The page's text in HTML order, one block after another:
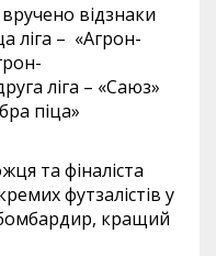
відзнаки
ліга – «Агрон-
ліга – «Саюз»
піца»
та фіналіста
футзалістів у
кращий